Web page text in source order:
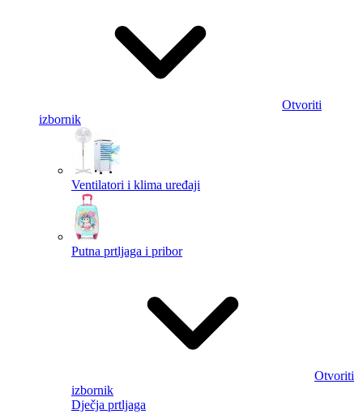
Otvoriti
izbornik
Ventilatori i klima uređaji
Putna prtljaga i pribor
Otvoriti
izbornik
Dječja prtljaga